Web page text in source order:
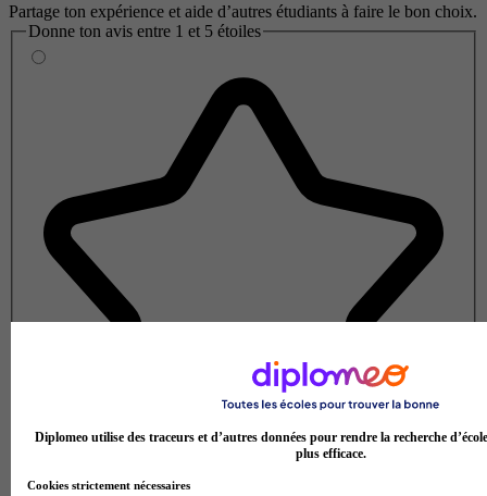
Partage ton expérience et aide d’autres étudiants à faire le bon choix.
Donne ton avis entre 1 et 5 étoiles
Diplomeo utilise des traceurs et d’autres données pour rendre la recherche
plus efficace.
Cookies strictement nécessaires